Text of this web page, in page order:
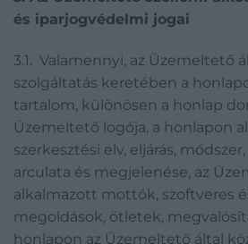
és iparjogvédelmi jogai
3.1. Valamennyi, az Üzemeltető
szolgáltatás keretében a
tartalom, különösen a honlap
Üzemeltető logója, a honlapon
szerkesztési elv, eljárás,
arculata és megjelenése, az
alkalmazott mottók, szoftveres
megoldások, ötletek,
honlapon az Üzemeltető által